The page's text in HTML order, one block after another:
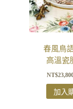
春風鳥
高溫瓷
NT$
加入